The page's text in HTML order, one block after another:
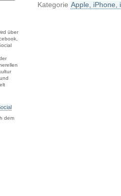
über
dem
Kategorie Apple, iPhone,